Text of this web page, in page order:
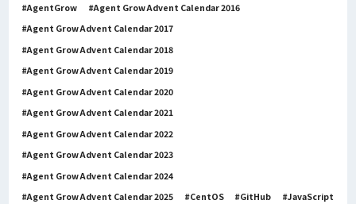
AgentGrow
Agent Grow Advent Calendar 2016
Agent Grow Advent Calendar 2017
Agent Grow Advent Calendar 2018
Agent Grow Advent Calendar 2019
Agent Grow Advent Calendar 2020
Agent Grow Advent Calendar 2021
Agent Grow Advent Calendar 2022
Agent Grow Advent Calendar 2023
Agent Grow Advent Calendar 2024
Agent Grow Advent Calendar 2025
CentOS GitHub
JavaScript